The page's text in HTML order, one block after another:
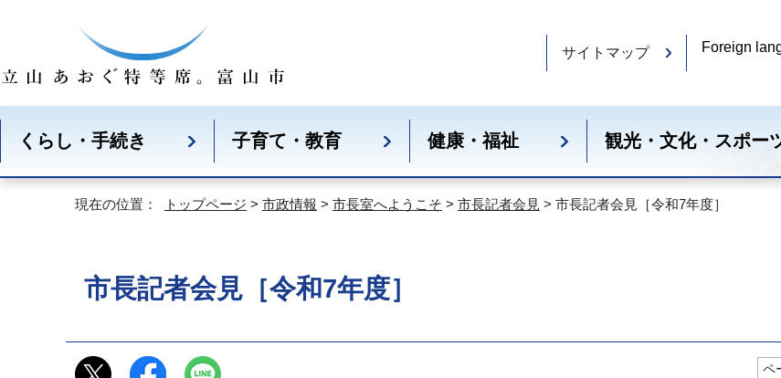
サイトマップ Foreign
くらし・手続き 子育て・教育 健康・福祉 観光・文化・スポー
現在の位置： トップページ > 市政情報 > 市長室へようこそ > 市長記者会見 > 市長記者会見［令和7年度］
市長記者会見［令和7年度］
ペ